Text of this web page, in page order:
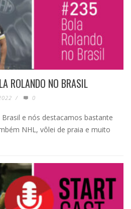
ROLANDO NO BRASIL
/ 0
e nós destacamos bastante
NHL, vôlei de praia e muito